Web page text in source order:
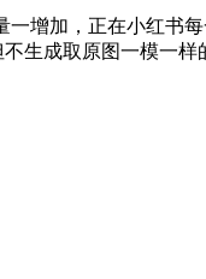
加，正在小红书
成取原图一模一